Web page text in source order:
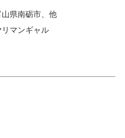
山県南砺市、他
リマンギャル